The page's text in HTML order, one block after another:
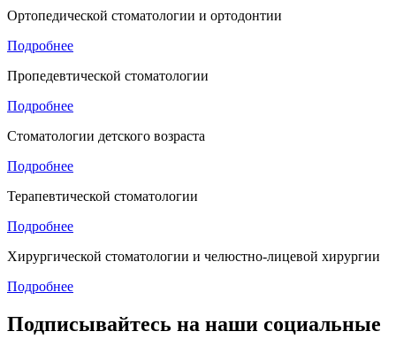
Ортопедической стоматологии и ортодонтии
Подробнее
Пропедевтической стоматологии
Подробнее
Стоматологии детского возраста
Подробнее
Терапевтической стоматологии
Подробнее
Хирургической стоматологии и челюстно-лицевой хирургии
Подробнее
Подписывайтесь на наши социальные